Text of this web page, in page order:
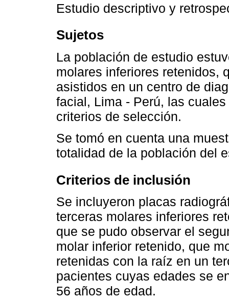
Estudio descriptivo y
Sujetos
La población de estudio
molares inferiores retenidos,
asistidos en un centro de
facial, Lima - Perú, las
criterios de selección.
Se tomó en cuenta una
totalidad de la población del
Criterios de inclusión
Se incluyeron placas
terceras molares inferiores
que se pudo observar el
molar inferior retenido, que
retenidas con la raíz en un
pacientes cuyas edades se
56 años de edad.